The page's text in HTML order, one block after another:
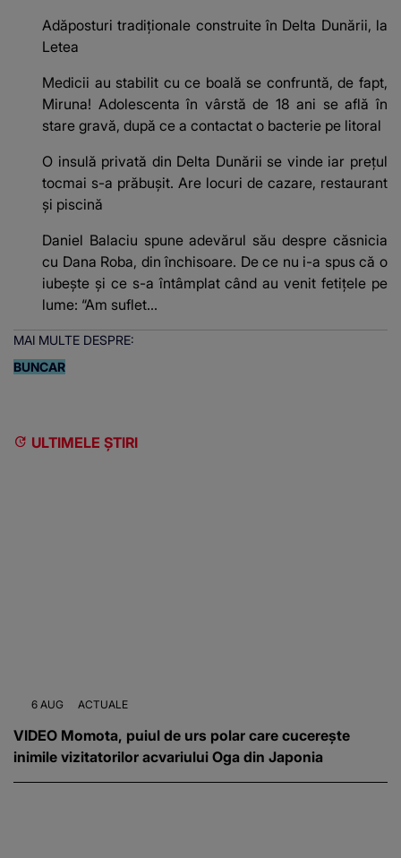
Adăposturi tradiționale construite în Delta Dunării, la
Letea
Medicii au stabilit cu ce boală se confruntă, de fapt,
Miruna! Adolescenta în vârstă de 18 ani se află în
stare gravă, după ce a contactat o bacterie pe litoral
O insulă privată din Delta Dunării se vinde iar prețul
tocmai s-a prăbușit. Are locuri de cazare, restaurant
și piscină
Daniel Balaciu spune adevărul său despre căsnicia
cu Dana Roba, din închisoare. De ce nu i-a spus că o
iubește și ce s-a întâmplat când au venit fetițele pe
lume: “Am suflet...
MAI MULTE DESPRE:
BUNCAR
ULTIMELE ȘTIRI
6 AUG ACTUALE
VIDEO Momota, puiul de urs polar care cucerește
inimile vizitatorilor acvariului Oga din Japonia